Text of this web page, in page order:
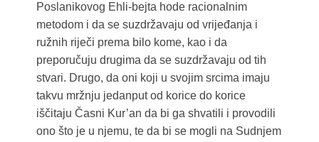
Poslanikovog Ehli-bejta hode racionalnim
metodom i da se suzdržavaju od vrijeđanja i
ružnih riječi prema bilo kome, kao i da
preporučuju drugima da se suzdržavaju od tih
stvari. Drugo, da oni koji u svojim srcima imaju
takvu mržnju jedanput od korice do korice
iščitaju Časni Kur’an da bi ga shvatili i provodili
ono što je u njemu, te da bi se mogli na Sudnjem